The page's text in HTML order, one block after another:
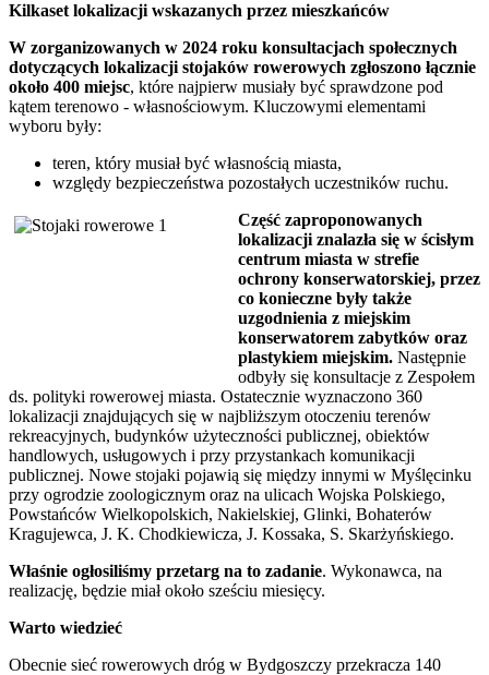
Kilkaset lokalizacji wskazanych przez mieszkańców
W zorganizowanych w 2024 roku konsultacjach społecznych
dotyczących lokalizacji stojaków rowerowych zgłoszono łącznie
około 400 miejsc, które najpierw musiały być sprawdzone pod
kątem terenowo - własnościowym. Kluczowymi elementami
wyboru były:
teren, który musiał być własnością miasta,
względy bezpieczeństwa pozostałych uczestników ruchu.
Część zaproponowanych
lokalizacji znalazła się w ścisłym
centrum miasta w strefie
ochrony konserwatorskiej, przez
co konieczne były także
uzgodnienia z miejskim
konserwatorem zabytków oraz
plastykiem miejskim. Następnie
odbyły się konsultacje z Zespołem
ds. polityki rowerowej miasta. Ostatecznie wyznaczono 360
lokalizacji znajdujących się w najbliższym otoczeniu terenów
rekreacyjnych, budynków użyteczności publicznej, obiektów
handlowych, usługowych i przy przystankach komunikacji
publicznej. Nowe stojaki pojawią się między innymi w Myślęcinku
przy ogrodzie zoologicznym oraz na ulicach Wojska Polskiego,
Powstańców Wielkopolskich, Nakielskiej, Glinki, Bohaterów
Kragujewca, J. K. Chodkiewicza, J. Kossaka, S. Skarżyńskiego.
Właśnie ogłosiliśmy przetarg na to zadanie. Wykonawca, na
realizację, będzie miał około sześciu miesięcy.
Warto wiedzieć
Obecnie sieć rowerowych dróg w Bydgoszczy przekracza 140